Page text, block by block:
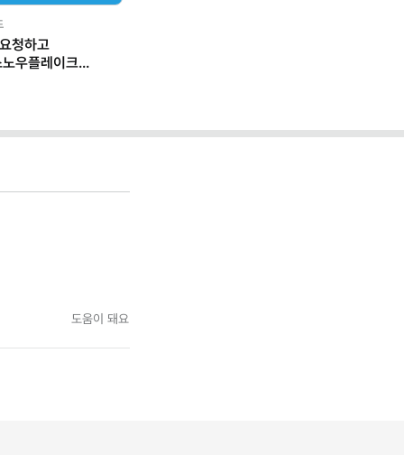
청하고
우플레이크
도움이 돼요